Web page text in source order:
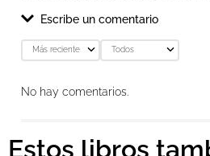
Escribe un comentario
Agregar comentario
Más reciente Todos
No hay comentarios.
Estos libros